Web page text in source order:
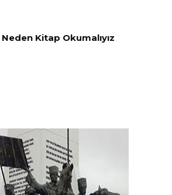
Neden Kitap Okumalıyız